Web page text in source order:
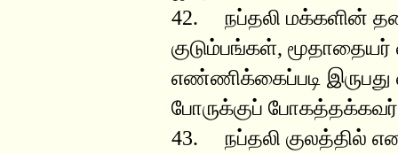
42. நப்தலி மக்களின்
குடும்பங்கள்,
எண்ணிக்கைப்படி இருபது
போருக்குப்
43. நப்தலி குலத்தில்